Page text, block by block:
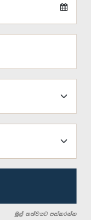
මුල් තත්වයට පත්කරන්න